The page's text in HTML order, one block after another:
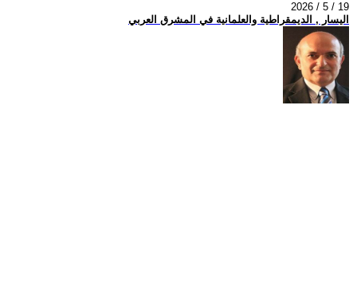
2026 / 5 / 19
اليسار , الديمقراطية والعلمانية في المشرق العربي